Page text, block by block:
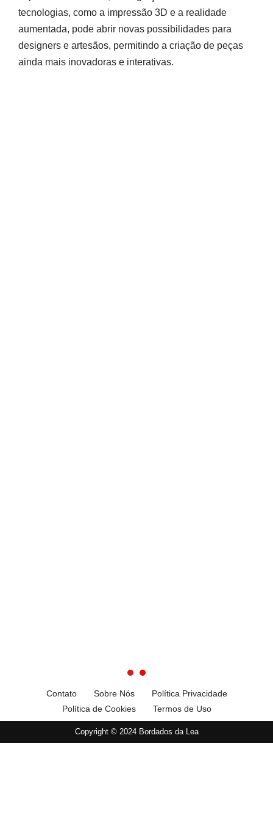
tecnologias, como a impressão 3D e a realidade
aumentada, pode abrir novas possibilidades para
designers e artesãos, permitindo a criação de peças
ainda mais inovadoras e interativas.
Contato Sobre Nós
Política Privacidade
Política de Cookies
Termos de Uso
Copyright © 2024 Bordados da Lea